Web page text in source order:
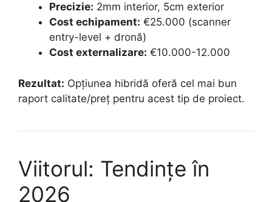
Precizie: 2mm interior, 5cm exterior
Cost echipament: €25.000 (scanner
entry-level + dronă)
Cost externalizare: €10.000-12.000
Rezultat: Opțiunea hibridă oferă cel mai bun
raport calitate/preț pentru acest tip de proiect.
Viitorul: Tendințe în
2026